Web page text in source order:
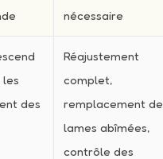
nécessaire
des
Réajustement
complet,
remplacement de
lames abîmées,
contrôle des